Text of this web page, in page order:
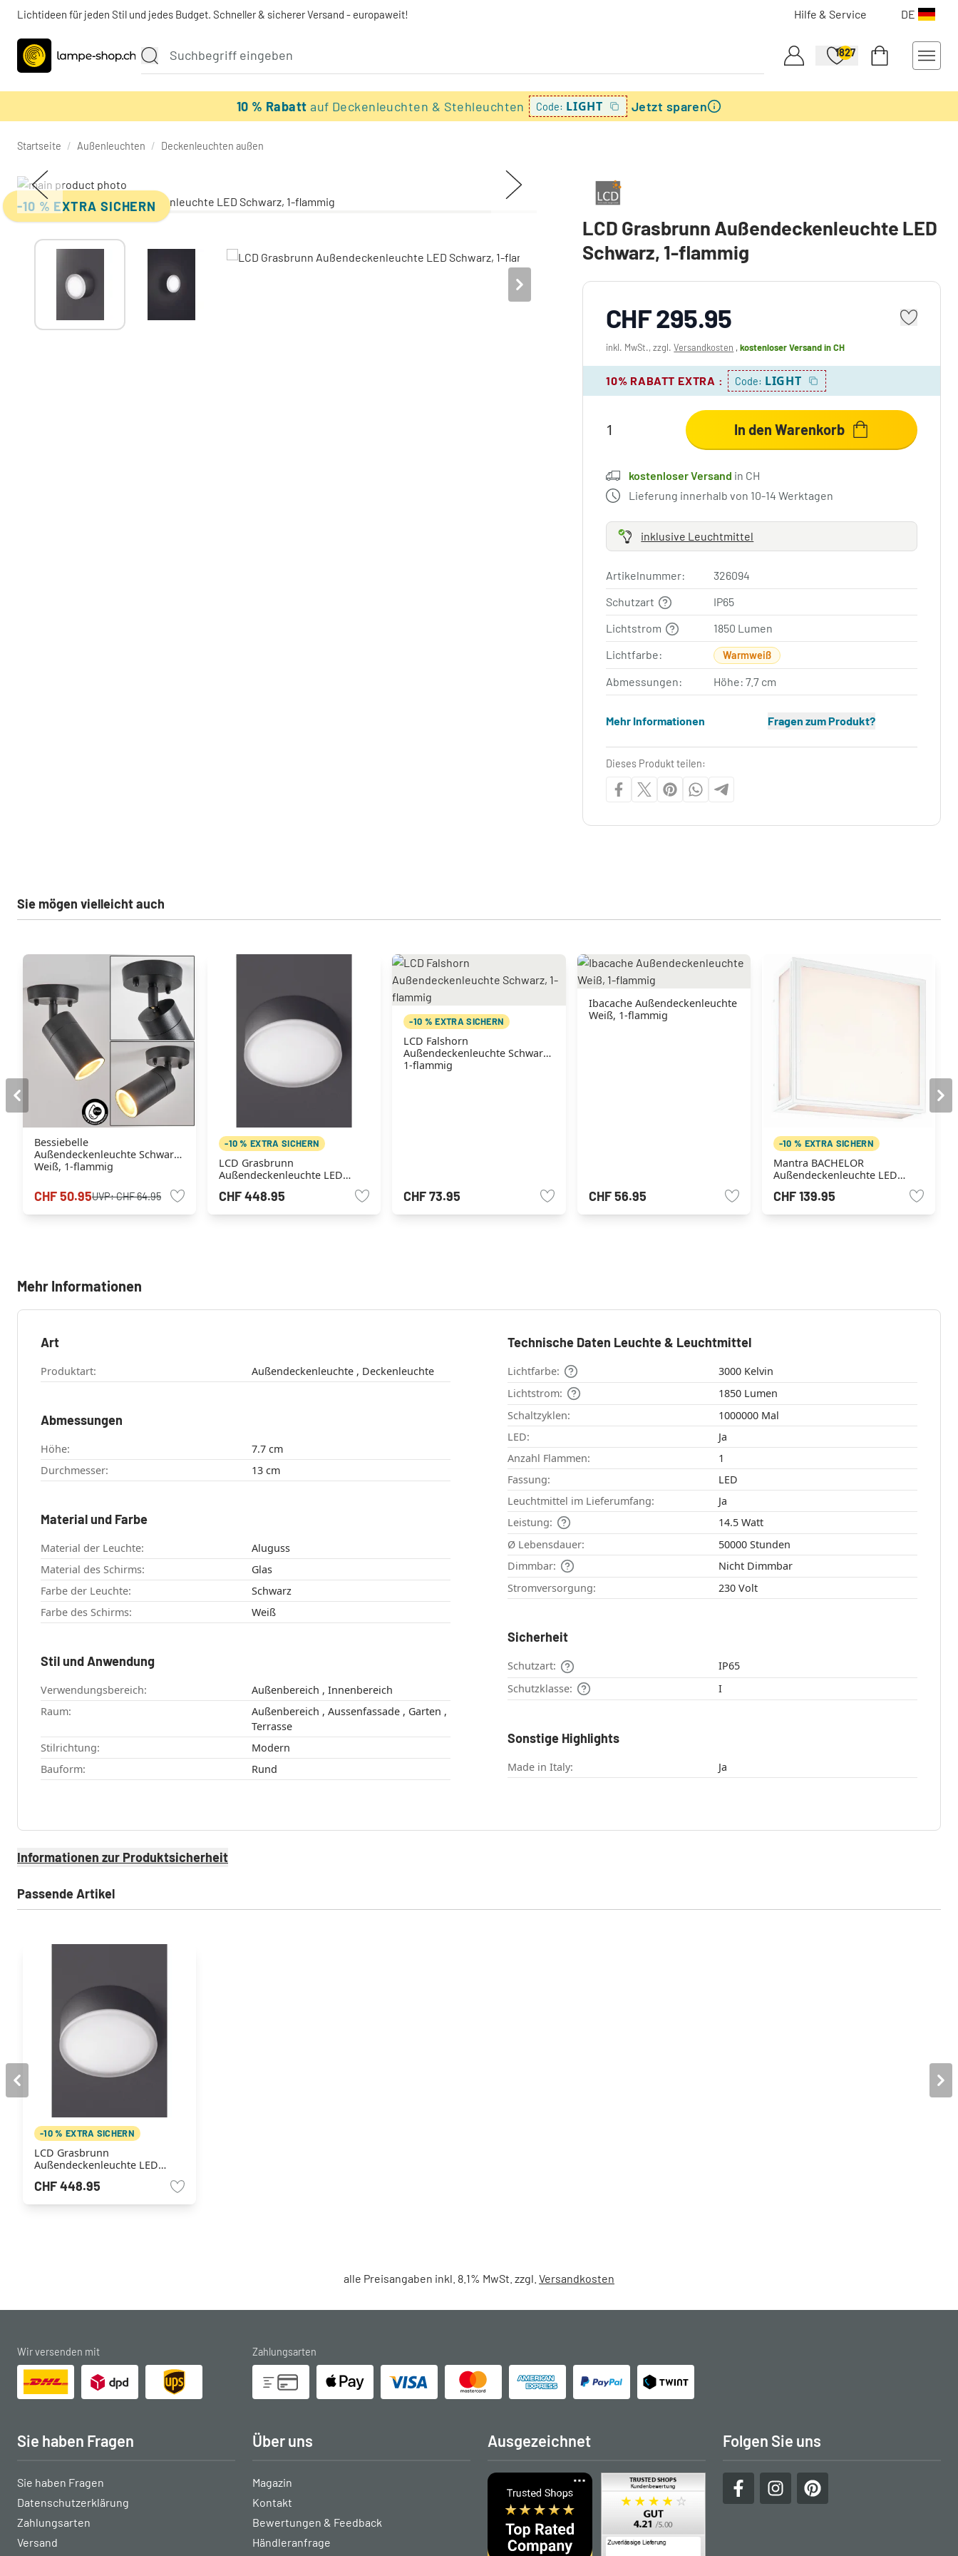
Lichtideen für jeden Stil und jedes Budget. Schneller & sicherer Versand - europaweit! Hilfe & Service DE
1827
10 % Rabattauf Deckenleuchten & Stehleuchten Code: LIGHT Jetzt sparen
Startseite / Außenleuchten / Deckenleuchten außen
-10 % EXTRA SICHERN
LCD Grasbrunn Außendeckenleuchte LED
Schwarz, 1-flammig
CHF 295.95
inkl. MwSt., zzgl.Versandkosten ,kostenloser Versandin CH
10% RABATT EXTRA : Code: LIGHT
In den Warenkorb
kostenloser Versand in CH
Lieferung innerhalb von 10-14 Werktagen
inklusive Leuchtmittel
Artikelnummer:
326094
Schutzart
IP65
Lichtstrom
1850 Lumen
Lichtfarbe:
Warmweiß
Abmessungen: Höhe: 7.7 cm
Mehr Informationen Fragen zum Produkt?
Dieses Produkt teilen:
Sie mögen vielleicht auch
Bessiebelle
Außendeckenleuchte Schwarz,
Weiß, 1-flammig
CHF 50.95UVP:CHF 64.95
-10 % EXTRA SICHERN
LCD Grasbrunn
Außendeckenleuchte LED
CHF 448.95
-10 % EXTRA SICHERN
LCD Falshorn
Außendeckenleuchte Schwarz,
1-flammig
CHF 73.95
Ibacache Außendeckenleuchte
Weiß, 1-flammig
CHF 56.95
-10 % EXTRA SICHERN
Mantra BACHELOR
Außendeckenleuchte LED
CHF 139.95
Mehr Informationen
Art
Produktart: Außendeckenleuchte , Deckenleuchte
Abmessungen
Höhe:
7.7 cm
Durchmesser:
13 cm
Material und Farbe
Material der Leuchte:
Aluguss
Material des Schirms:
Glas
Farbe der Leuchte:
Schwarz
Farbe des Schirms:
Weiß
Stil und Anwendung
Verwendungsbereich:
Außenbereich , Innenbereich
Raum:
Außenbereich , Aussenfassade , Garten ,
Terrasse
Stilrichtung:
Modern
Bauform:
Rund
Technische Daten Leuchte & Leuchtmittel
Lichtfarbe:
3000 Kelvin
Lichtstrom:
1850 Lumen
Schaltzyklen:
1000000 Mal
LED:
Ja
Anzahl Flammen:
1
Fassung:
LED
Leuchtmittel im Lieferumfang:
Ja
Leistung:
14.5 Watt
Ø Lebensdauer:
50000 Stunden
Dimmbar:
Nicht Dimmbar
Stromversorgung:
230 Volt
Sicherheit
Schutzart:
IP65
Schutzklasse:
I
Sonstige Highlights
Made in Italy: Ja
Informationen zur Produktsicherheit
Passende Artikel
-10 % EXTRA SICHERN
LCD Grasbrunn
Außendeckenleuchte LED
CHF 448.95
alle Preisangaben inkl. 8.1% MwSt. zzgl. Versandkosten
Wir versenden mit Zahlungsarten
Sie haben Fragen
Sie haben Fragen
Datenschutzerklärung
Zahlungsarten
Versand
Über uns
Magazin
Kontakt
Bewertungen & Feedback
Händleranfrage
Ausgezeichnet Folgen Sie uns